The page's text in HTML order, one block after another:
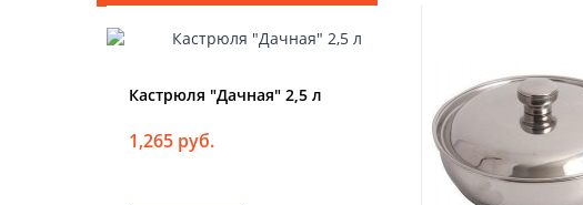
Кастрюля "Дачная" 2,5 л
1,265 руб.